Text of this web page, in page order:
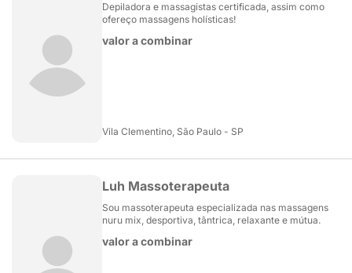
Depiladora e massagistas certificada, assim como
ofereço massagens holísticas!
valor a combinar
Vila Clementino, São Paulo - SP
Luh Massoterapeuta
Sou massoterapeuta especializada nas massagens
nuru mix, desportiva, tântrica, relaxante e mútua.
valor a combinar